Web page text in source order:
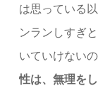
は思っている
ンランしすぎ
いていけない
性は、無理を